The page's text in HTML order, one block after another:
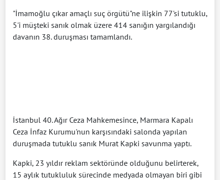
"İmamoğlu çıkar amaçlı suç örgütü"ne ilişkin 77'si tutuklu,
5'i müşteki sanık olmak üzere 414 sanığın yargılandığı
davanın 38. duruşması tamamlandı.
İstanbul 40. Ağır Ceza Mahkemesince, Marmara Kapalı
Ceza İnfaz Kurumu'nun karşısındaki salonda yapılan
duruşmada tutuklu sanık Murat Kapki savunma yaptı.
Kapki, 23 yıldır reklam sektöründe olduğunu belirterek,
15 aylık tutukluluk sürecinde medyada olmayan biri gibi